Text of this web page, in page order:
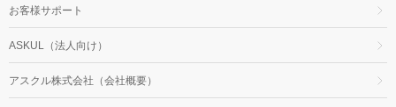
お客様サポート
ASKUL（法人向け）
アスクル株式会社（会社概要）